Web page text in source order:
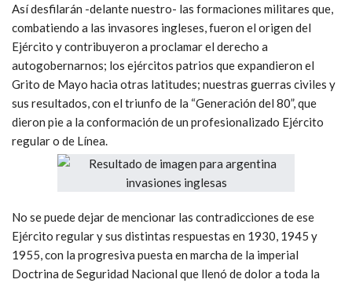
Así desfilarán -delante nuestro- las formaciones militares que,
combatiendo a las invasores ingleses, fueron el origen del
Ejército y contribuyeron a proclamar el derecho a
autogobernarnos; los ejércitos patrios que expandieron el
Grito de Mayo hacia otras latitudes; nuestras guerras civiles y
sus resultados, con el triunfo de la “Generación del 80”, que
dieron pie a la conformación de un profesionalizado Ejército
regular o de Línea.
No se puede dejar de mencionar las contradicciones de ese
Ejército regular y sus distintas respuestas en 1930, 1945 y
1955, con la progresiva puesta en marcha de la imperial
Doctrina de Seguridad Nacional que llenó de dolor a toda la